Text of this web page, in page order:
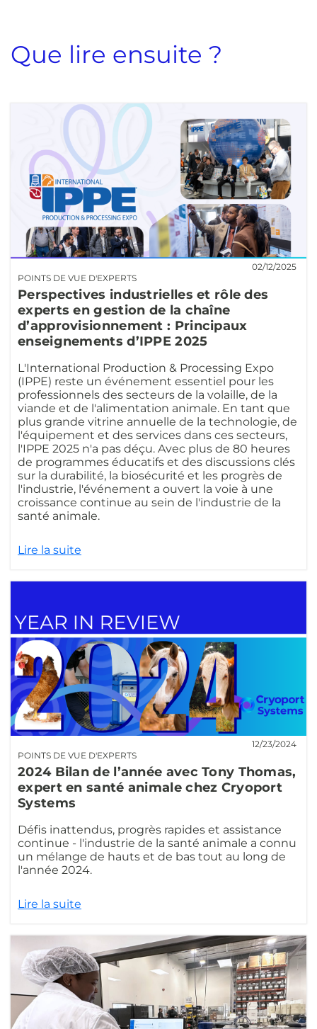
Que lire ensuite ?
POINTS DE VUE D'EXPERTS
02/12/2025
Perspectives industrielles et rôle des
experts en gestion de la chaîne
d’approvisionnement : Principaux
enseignements d’IPPE 2025
L'International Production & Processing Expo
(IPPE) reste un événement essentiel pour les
professionnels des secteurs de la volaille, de la
viande et de l'alimentation animale. En tant que
plus grande vitrine annuelle de la technologie, de
l'équipement et des services dans ces secteurs,
l'IPPE 2025 n'a pas déçu. Avec plus de 80 heures
de programmes éducatifs et des discussions clés
sur la durabilité, la biosécurité et les progrès de
l'industrie, l'événement a ouvert la voie à une
croissance continue au sein de l'industrie de la
santé animale.
Lire la suite
POINTS DE VUE D'EXPERTS
12/23/2024
2024 Bilan de l’année avec Tony Thomas,
expert en santé animale chez Cryoport
Systems
Défis inattendus, progrès rapides et assistance
continue - l'industrie de la santé animale a connu
un mélange de hauts et de bas tout au long de
l'année 2024.
Lire la suite